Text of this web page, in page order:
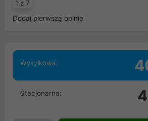
1 z 7
Dodaj pierwszą opinię
Wysyłkowa:
Stacjonarna: